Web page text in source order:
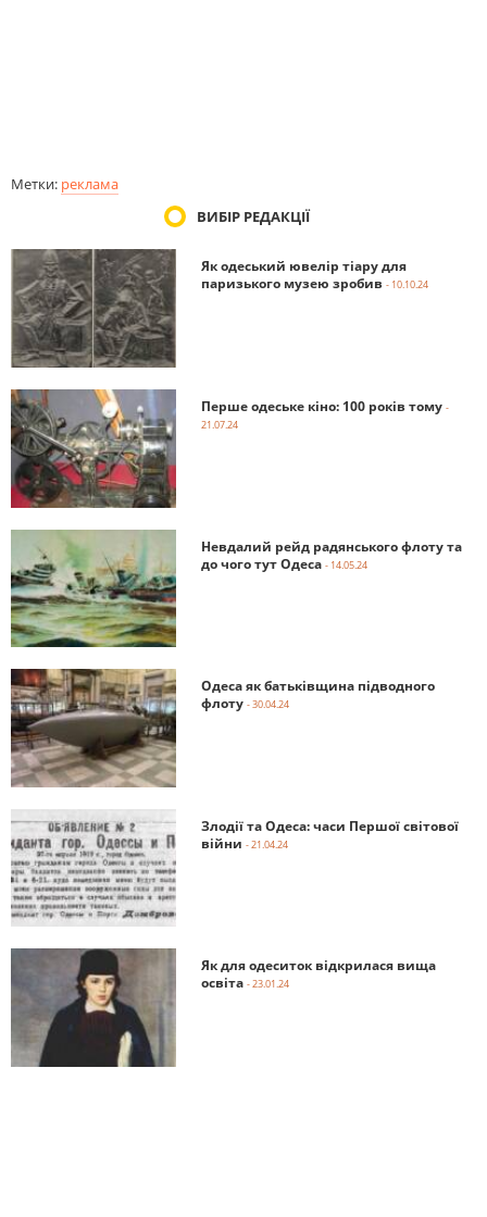
Метки: реклама
ВИБІР РЕДАКЦІЇ
Як одеський ювелір тіару для
паризького музею зробив - 10.10.24
Перше одеське кіно: 100 років тому -
21.07.24
Невдалий рейд радянського флоту та
до чого тут Одеса - 14.05.24
Одеса як батьківщина підводного
флоту - 30.04.24
Злодії та Одеса: часи Першої світової
війни - 21.04.24
Як для одеситок відкрилася вища
освіта - 23.01.24